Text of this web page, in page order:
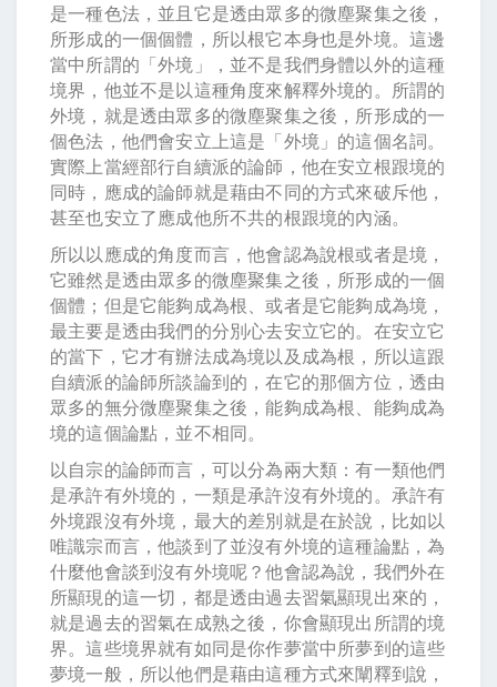
是一種色法，並且它是透由眾多的微塵聚集之後，
所形成的一個個體，所以根它本身也是外境。這邊
當中所謂的「外境」，並不是我們身體以外的這種
境界，他並不是以這種角度來解釋外境的。所謂的
外境，就是透由眾多的微塵聚集之後，所形成的一
個色法，他們會安立上這是「外境」的這個名詞。
實際上當經部行自續派的論師，他在安立根跟境的
同時，應成的論師就是藉由不同的方式來破斥他，
甚至也安立了應成他所不共的根跟境的內涵。
所以以應成的角度而言，他會認為說根或者是境，
它雖然是透由眾多的微塵聚集之後，所形成的一個
個體；但是它能夠成為根、或者是它能夠成為境，
最主要是透由我們的分別心去安立它的。在安立它
的當下，它才有辦法成為境以及成為根，所以這跟
自續派的論師所談論到的，在它的那個方位，透由
眾多的無分微塵聚集之後，能夠成為根、能夠成為
境的這個論點，並不相同。
以自宗的論師而言，可以分為兩大類：有一類他們
是承許有外境的，一類是承許沒有外境的。承許有
外境跟沒有外境，最大的差別就是在於說，比如以
唯識宗而言，他談到了並沒有外境的這種論點，為
什麼他會談到沒有外境呢？他會認為說，我們外在
所顯現的這一切，都是透由過去習氣顯現出來的，
就是過去的習氣在成熟之後，你會顯現出所謂的境
界。這些境界就有如同是你作夢當中所夢到的這些
夢境一般，所以他們是藉由這種方式來闡釋到說，